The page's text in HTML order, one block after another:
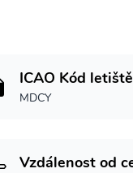
ICAO Kód letiště
MDCY
Vzdálenost od